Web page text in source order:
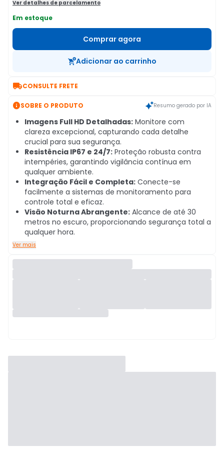
Ver detalhes de parcelamento
Em estoque
Comprar agora
Adicionar ao carrinho
CONSULTE FRETE
SOBRE O PRODUTO Resumo gerado por IA
Imagens Full HD Detalhadas: Monitore com
clareza excepcional, capturando cada detalhe
crucial para sua segurança.
Resistência IP67 e 24/7: Proteção robusta contra
intempéries, garantindo vigilância contínua em
qualquer ambiente.
Integração Fácil e Completa: Conecte-se
facilmente a sistemas de monitoramento para
controle total e eficaz.
Visão Noturna Abrangente: Alcance de até 30
metros no escuro, proporcionando segurança total a
qualquer hora.
Ver mais